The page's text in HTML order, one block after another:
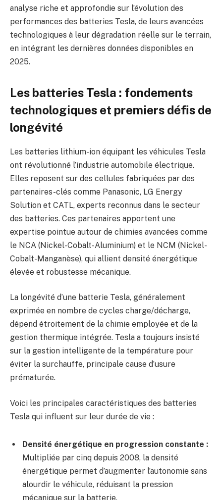
analyse riche et approfondie sur l’évolution des
performances des batteries Tesla, de leurs avancées
technologiques à leur dégradation réelle sur le terrain,
en intégrant les dernières données disponibles en
2025.
Les batteries Tesla : fondements
technologiques et premiers défis de
longévité
Les batteries lithium-ion équipant les véhicules Tesla
ont révolutionné l’industrie automobile électrique.
Elles reposent sur des cellules fabriquées par des
partenaires-clés comme Panasonic, LG Energy
Solution et CATL, experts reconnus dans le secteur
des batteries. Ces partenaires apportent une
expertise pointue autour de chimies avancées comme
le NCA (Nickel-Cobalt-Aluminium) et le NCM (Nickel-
Cobalt-Manganèse), qui allient densité énergétique
élevée et robustesse mécanique.
La longévité d’une batterie Tesla, généralement
exprimée en nombre de cycles charge/décharge,
dépend étroitement de la chimie employée et de la
gestion thermique intégrée. Tesla a toujours insisté
sur la gestion intelligente de la température pour
éviter la surchauffe, principale cause d’usure
prématurée.
Voici les principales caractéristiques des batteries
Tesla qui influent sur leur durée de vie :
Densité énergétique en progression constante :
Multipliée par cinq depuis 2008, la densité
énergétique permet d’augmenter l’autonomie sans
alourdir le véhicule, réduisant la pression
mécanique sur la batterie.